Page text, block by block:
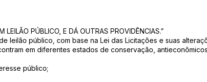
LEILÃO PÚBLICO, E DÁ OUTRAS PROVIDÊNCIAS.”
leilão público, com base na Lei das Licitações e suas
em diferentes estados de conservação,
público;